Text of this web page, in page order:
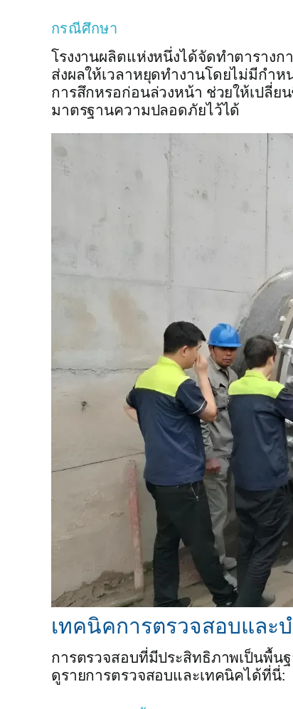
กรณีศึกษา
โรงงานผลิตแห่งหนึ่งได้จัดทำตารางก
ส่งผลให้เวลาหยุดทำงานโดยไม่มีกำห
การสึกหรอก่อนล่วงหน้า ช่วยให้เปลี่ย
มาตรฐานความปลอดภัยไว้ได้
เทคนิคการตรวจสอบและ
การตรวจสอบที่มีประสิทธิภาพเป็นพื้น
ดูรายการตรวจสอบและเทคนิคได้ที่นี่: